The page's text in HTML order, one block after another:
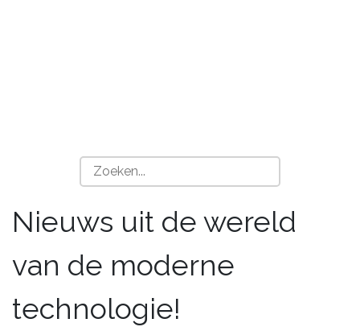
Nieuws uit de wereld
van de moderne
technologie!